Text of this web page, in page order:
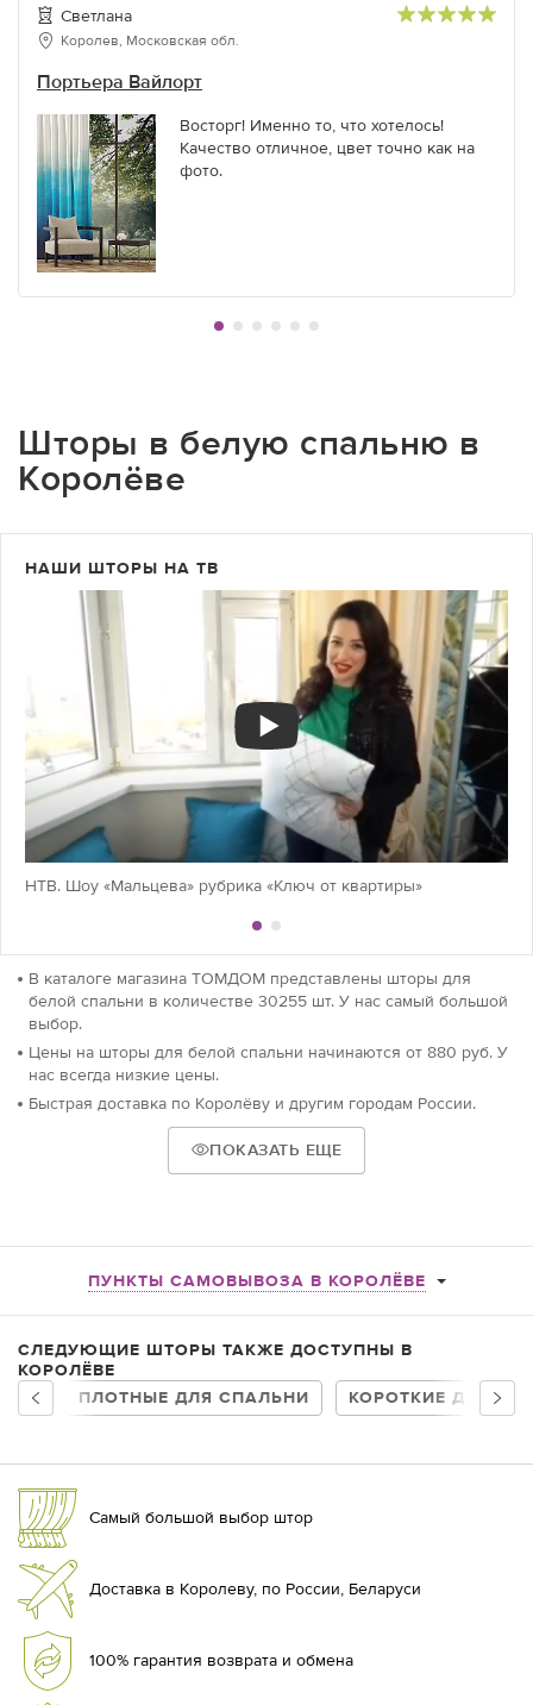
Светлана
Королев, Московская обл.
Портьера Вайлорт
Восторг! Именно то, что хотелось!
Качество отличное, цвет точно как на
фото.
Шторы в белую спальню в
Королёве
НАШИ ШТОРЫ НА ТВ
НТВ. Шоу «Мальцева» рубрика «Ключ от квартиры»
В каталоге магазина ТОМДОМ представлены шторы для
белой спальни в количестве 30255 шт. У нас самый большой
выбор.
Цены на шторы для белой спальни начинаются от 880 руб. У
нас всегда низкие цены.
Быстрая доставка по Королёву и другим городам России.
ПОКАЗАТЬ ЕЩЕ
ПУНКТЫ САМОВЫВОЗА В КОРОЛЁВЕ
СЛЕДУЮЩИЕ ШТОРЫ ТАКЖЕ ДОСТУПНЫ В
КОРОЛЁВЕ
ПЛОТНЫЕ ДЛЯ СПАЛЬНИ
КОРОТКИЕ ДЛЯ
Самый большой выбор штор
Доставка в Королеву, по России, Беларуси
100% гарантия возврата и обмена